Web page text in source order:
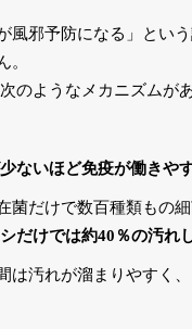
風邪予防になる」とい
。
のようなメカニズムが
ないほど免疫が働きや
菌だけで数百種類もの細
だけでは約40％の汚れ
は汚れが溜まりやすく